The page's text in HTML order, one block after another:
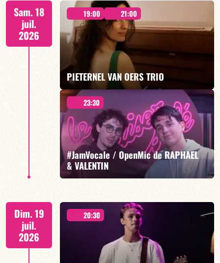
À partir de 23h30
EN SAVOIR PLUS
Sam. 18
juil.
2026
19:00 21:00
PIETERNEL VAN OERS TRIO
Pieternel Van Oers/Tommaso Montagnani/Karl
Jannuska batterie
23:30
#JamVocale / OpenMic de RAPHAEL
& VALENTIN
Raphaël Berrien/Valentin Caillon
Dim. 19
juil.
2026
20:30